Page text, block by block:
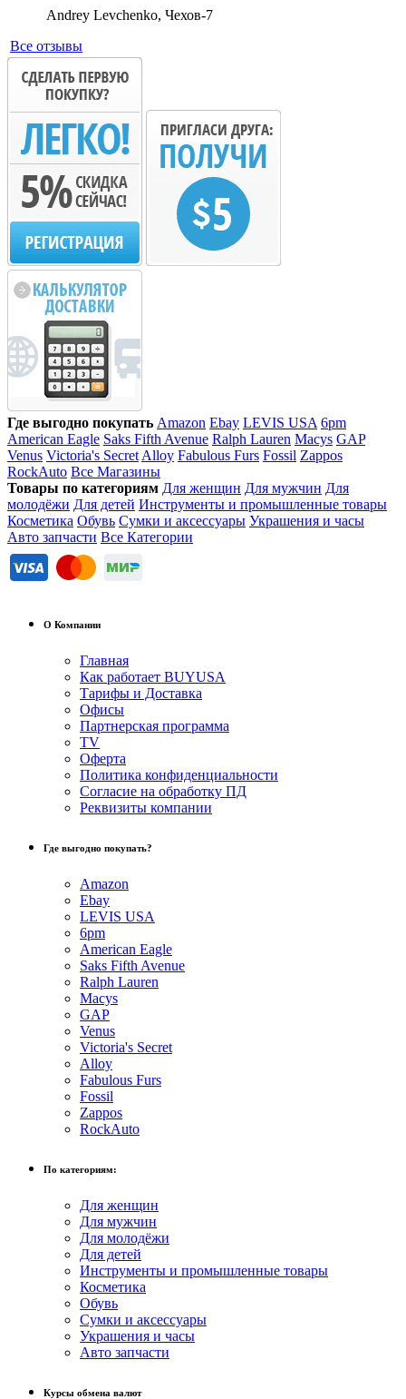
Andrey Levchenko, Чехов-7
Все отзывы
Где выгодно покупать Amazon Ebay LEVIS USA 6pm
American Eagle Saks Fifth Avenue Ralph Lauren Macys GAP
Venus Victoria's Secret Alloy Fabulous Furs Fossil Zappos
RockAuto Все Магазины
Товары по категориям Для женщин Для мужчин Для
молодёжи Для детей Инструменты и промышленные товары
Косметика Обувь Сумки и аксессуары Украшения и часы
Авто запчасти Все Категории
О Компании
Главная
Как работает BUYUSA
Тарифы и Доставка
Офисы
Партнерская программа
TV
Оферта
Политика конфиденциальности
Согласие на обработку ПД
Реквизиты компании
Где выгодно покупать?
Amazon
Ebay
LEVIS USA
6pm
American Eagle
Saks Fifth Avenue
Ralph Lauren
Macys
GAP
Venus
Victoria's Secret
Alloy
Fabulous Furs
Fossil
Zappos
RockAuto
По категориям:
Для женщин
Для мужчин
Для молодёжи
Для детей
Инструменты и промышленные товары
Косметика
Обувь
Сумки и аксессуары
Украшения и часы
Авто запчасти
Курсы обмена валют